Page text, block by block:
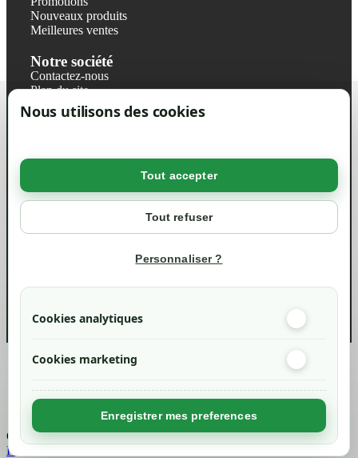
Nous utilisons des cookies
Tout accepter
Tout refuser
Personnaliser ?
Cookies analytiques
Cookies marketing
Enregistrer mes preferences
Nouveaux produits
Meilleures ventes
Notre société
Contactez-nous
Plan du site
Magasin
Mentions légales
Politique de confidentialité RGPD
Votre compte
info@green-tech-shop.com
Created byNageoconcept
Chargement...
Retour en haut